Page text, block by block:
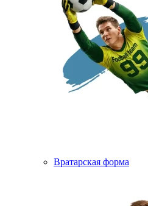
Вратарская форма